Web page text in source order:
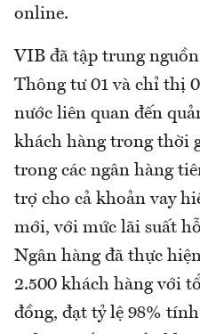
online.
VIB đã tập trung
Thông tư 01 và chỉ thị
nước liên quan đến
khách hàng trong thời
trong các ngân hàng
trợ cho cả khoản vay
mới, với mức lãi suất
Ngân hàng đã thực
2.500 khách hàng với
đồng, đạt tỷ lệ 98%